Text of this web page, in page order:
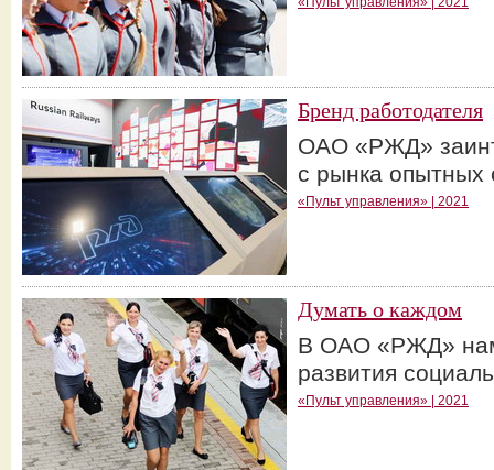
Бренд работодателя
ОАО «РЖД»
с рынка опытных
«Пульт управления» | 2021
Думать о каждом
В ОАО «РЖД»
развития
«Пульт управления» | 2021